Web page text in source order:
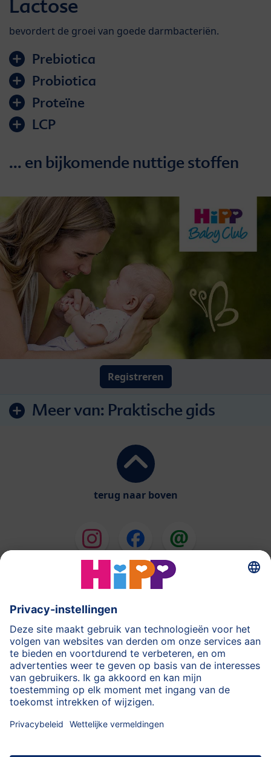
Lactose
bevordert de groei van goede darmbacteriën.
Prebiotica
Probiotica
Proteïne
LCP
... en bijkomende nuttige stoffen
Registreren
Meer van: Praktische gids
terug naar boven
HiPP Melkbereidingen
HiPP Babyvoeding
HiPP tijdens de Zwangerschap
Privacyverklaring
Gebruiksvoorwaarden
Stempel
Meer over HiPP Contact